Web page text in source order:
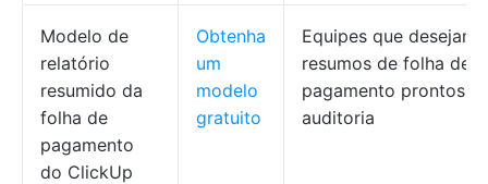
Modelo de
relatório
resumido da
folha de
pagamento
do ClickUp
Obtenha
um
modelo
gratuito
Equipes que desejam
resumos de folha de
pagamento prontos
auditoria